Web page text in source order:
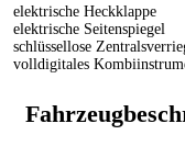
elektrische Heckklappe
elektrische Seitenspiegel
schlüssellose
volldigitales